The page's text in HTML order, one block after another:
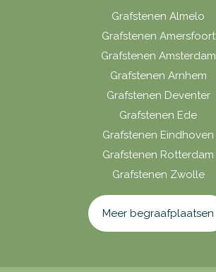
Grafstenen Almelo
Grafstenen Amersfoort
Grafstenen Amsterdam
Grafstenen Arnhem
Grafstenen Deventer
Grafstenen Ede
Grafstenen Eindhoven
Grafstenen Rotterdam
Grafstenen Zwolle
Meer begraafplaatsen